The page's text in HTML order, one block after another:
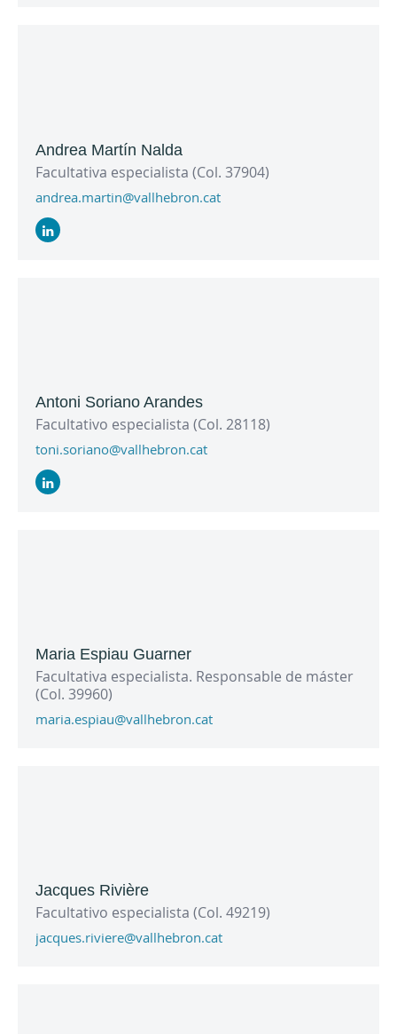
Andrea Martín Nalda
Facultativa especialista (Col. 37904)
andrea.martin@vallhebron.cat
Antoni Soriano Arandes
Facultativo especialista (Col. 28118)
toni.soriano@vallhebron.cat
Maria Espiau Guarner
Facultativa especialista. Responsable de máster
(Col. 39960)
maria.espiau@vallhebron.cat
Jacques Rivière
Facultativo especialista (Col. 49219)
jacques.riviere@vallhebron.cat